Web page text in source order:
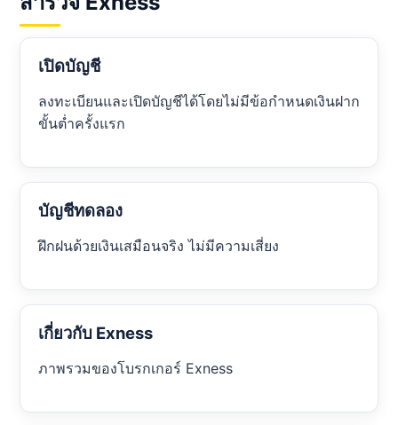
เปิดบัญชี
ลงทะเบียนและเปิดบัญชีได้โดยไม่มีข้อกำหนดเงินฝาก
ขั้นต่ำครั้งแรก
บัญชีทดลอง
ฝึกฝนด้วยเงินเสมือนจริง ไม่มีความเสี่ยง
เกี่ยวกับ Exness
ภาพรวมของโบรกเกอร์ Exness